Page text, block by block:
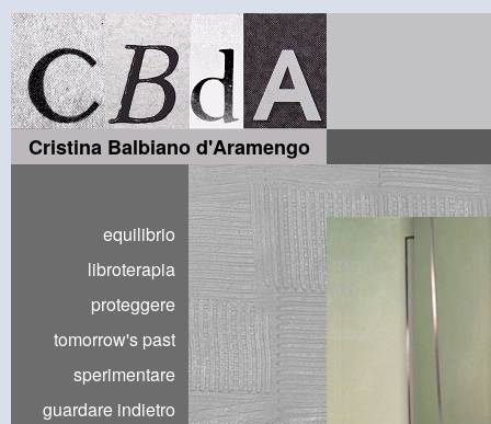
Cristina Balbiano d'Aramengo
equilibrio
libroterapia
proteggere
tomorrow's past
sperimentare
guardare indietro